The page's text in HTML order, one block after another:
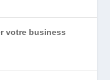
votre business